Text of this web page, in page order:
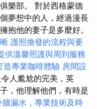
樂部。 對於西格蒙德
夢想中的人，經過漫長
抱他的妻子是多麼好。
護照換發的流程與要
供溫馨照護與周到服務
造專業咖啡體驗 房間設
人尷尬的完美，英
，他理解他們，有時是
牆漏水，專業技術及時